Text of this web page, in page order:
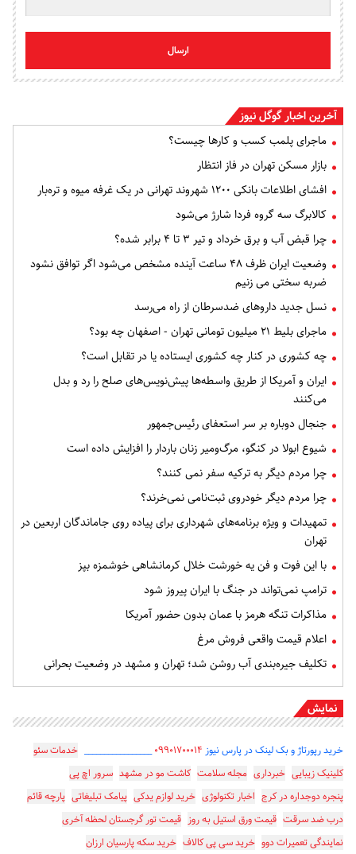
ارسال
آخرین اخبار گوگل نیوز
ماجرای پلمب کسب و کارها چیست؟
بازار مسکن تهران در فاز انتظار
افشای اطلاعات بانکی ۱۲۰۰ شهروند تهرانی در یک غرفه میوه و تره‌بار
کالابرگ سه گروه فردا شارژ می‌شود
چرا قبض آب و برق خرداد و تیر ۳ تا ۴ برابر شده؟
وضعیت ایران ظرف ۴۸ ساعت آینده مشخص می‌شود اگر توافق نشود
ضربه سختی می زنیم
نسل جدید داروهای ضدسرطان از راه می‌رسد
ماجرای بلیط ۲۱ میلیون تومانی تهران - اصفهان چه بود؟
چه کشوری در کنار چه کشوری ایستاده یا در تقابل است؟
ایران و آمریکا از طریق واسطه‌ها پیش‌نویس‌های صلح را رد و بدل
می‌کنند
جنجال دوباره بر سر استعفای رئیس‌جمهور
شیوع ابولا در کنگو، مرگ‌ومیر زنان باردار را افزایش داده است
چرا مردم دیگر به ترکیه سفر نمی کنند؟
چرا مردم دیگر خودروی ثبت‌نامی نمی‌خرند؟
تمهیدات و ویژه برنامه‌های شهرداری برای پیاده روی جاماندگان اربعین در
تهران
با این فوت و فن یه خورشت خلال کرمانشاهی خوشمزه بپز
ترامپ نمی‌تواند در جنگ با ایران پیروز شود
مذاکرات تنگه هرمز با عمان بدون حضور آمریکا
اعلام قیمت واقعی فروش مرغ
تکلیف جیره‌بندی آب روشن شد؛ تهران و مشهد در وضعیت بحرانی
نمایش
خرید رپورتاژ و بک لینک در پارس نیوز ۰۹۹۰۱۷۰۰۰۱۴_________________ خدمات سئو
کلینیک زیبایی خبرداری مجله سلامت کاشت مو در مشهد سرور اچ پی
پنجره دوجداره در کرج اخبار تکنولوژی خرید لوازم یدکی پیامک تبلیغاتی پارچه قائم
درب ضد سرقت قیمت ورق استیل به روز قیمت تور گرجستان لحظه آخری
نمایندگی تعمیرات دوو خرید سی پی کالاف خرید سکه پارسیان ارزان